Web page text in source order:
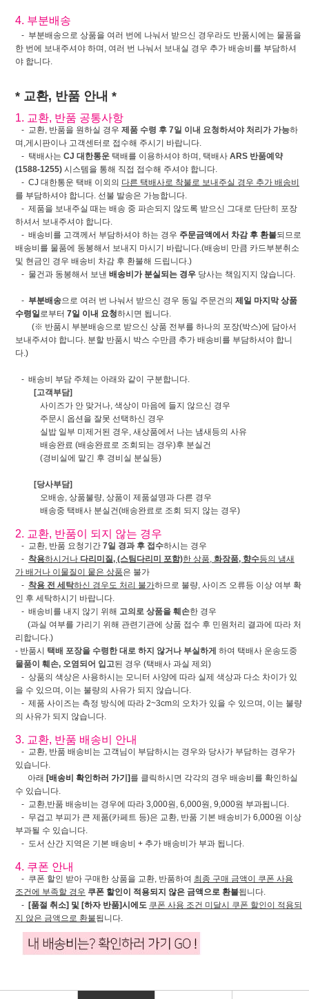
4. 부분배송
- 부분배송으로 상품을 여러 번에 나눠서 받으신 경우라도 반품시에는 물품을
한 번에 보내주셔야 하며, 여러 번 나눠서 보내실 경우 추가 배송비를 부담하셔
야 합니다.
* 교환, 반품 안내 *
1. 교환, 반품 공통사항
- 교환, 반품을 원하실 경우 제품 수령 후 7일 이내 요청하셔야 처리가 가능하
며,게시판이나 고객센터로 접수해 주시기 바랍니다.
- 택배사는 CJ 대한통운 택배를 이용하셔야 하며, 택배사 ARS 반품예약
(1588-1255) 시스템을 통해 직접 접수해 주셔야 합니다.
- CJ 대한통운 택배 이외의 다른 택배사로 착불로 보내주실 경우 추가 배송비
를 부담하셔야 합니다. 선불 발송은 가능합니다.
- 제품을 보내주실 때는 배송 중 파손되지 않도록 받으신 그대로 단단히 포장
하셔서 보내주셔야 합니다.
- 배송비를 고객께서 부담하셔야 하는 경우 주문금액에서 차감 후 환불되므로
배송비를 물품에 동봉해서 보내지 마시기 바랍니다.(배송비 만큼 카드부분취소
및 현금인 경우 배송비 차감 후 환불해 드립니다.)
- 물건과 동봉해서 보낸 배송비가 분실되는 경우 당사는 책임지지 않습니다.
- 부분배송으로 여러 번 나눠서 받으신 경우 동일 주문건의 제일 마지막 상품
수령일로부터 7일 이내 요청하시면 됩니다.
(※ 반품시 부분배송으로 받으신 상품 전부를 하나의 포장(박스)에 담아서
보내주셔야 합니다. 분할 반품시 박스 수만큼 추가 배송비를 부담하셔야 합니
다.)
- 배송비 부담 주체는 아래와 같이 구분합니다.
[고객부담]
사이즈가 안 맞거나, 색상이 마음에 들지 않으신 경우
주문시 옵션을 잘못 선택하신 경우
실밥 일부 미제거된 경우, 새상품에서 나는 냄새등의 사유
배송완료 (배송완료로 조회되는 경우)후 분실건
(경비실에 맡긴 후 경비실 분실등)
[당사부담]
오배송, 상품불량, 상품이 제품설명과 다른 경우
배송중 택배사 분실건(배송완료로 조회 되지 않는 경우)
2. 교환, 반품이 되지 않는 경우
- 교환, 반품 요청기간 7일 경과 후 접수하시는 경우
- 착용하시거나 다리미질, (스팀다리미 포함)한 상품, 화장품, 향수등의 냄새
가 배거나 이물질이 뭍은 상품은 불가
- 착용 전 세탁하신 경우도 처리 불가하므로 불량, 사이즈 오류등 이상 여부 확
인 후 세탁하시기 바랍니다.
- 배송비를 내지 않기 위해 고의로 상품을 훼손한 경우
(과실 여부를 가리기 위해 관련기관에 상품 접수 후 민원처리 결과에 따라 처
리합니다.)
- 반품시 택배 포장을 수령한 대로 하지 않거나 부실하게 하여 택배사 운송도중
물품이 훼손, 오염되어 입고된 경우 (택배사 과실 제외)
- 상품의 색상은 사용하시는 모니터 사양에 따라 실제 색상과 다소 차이가 있
을 수 있으며, 이는 불량의 사유가 되지 않습니다.
- 제품 사이즈는 측정 방식에 따라 2~3cm의 오차가 있을 수 있으며, 이는 불량
의 사유가 되지 않습니다.
3. 교환, 반품 배송비 안내
- 교환, 반품 배송비는 고객님이 부담하시는 경우와 당사가 부담하는 경우가
있습니다.
아래 [배송비 확인하러 가기] 를 클릭하시면 각각의 경우 배송비를 확인하실
수 있습니다.
- 교환,반품 배송비는 경우에 따라 3,000원, 6,000원, 9,000원 부과됩니다.
- 무겁고 부피가 큰 제품(카페트 등)은 교환, 반품 기본 배송비가 6,000원 이상
부과될 수 있습니다.
- 도서 산간 지역은 기본 배송비 + 추가 배송비가 부과 됩니다.
4. 쿠폰 안내
- 쿠폰 할인 받아 구매한 상품을 교환, 반품하여 최종 구매 금액이 쿠폰 사용
조건에 부족할 경우 쿠폰 할인이 적용되지 않은 금액으로 환불됩니다.
- [품절 취소] 및 [하자 반품]시에도 쿠폰 사용 조건 미달시 쿠폰 할인이 적용되
지 않은 금액으로 환불됩니다.